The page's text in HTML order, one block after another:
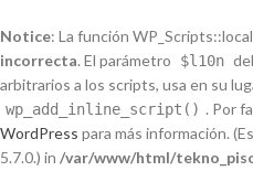
Notice: La función
incorrecta. El parámetro $l10n
arbitrarios a los scripts, usa en su
wp_add_inline_script() . Por
WordPress para más información.
5.7.0.) in /var/www/html/